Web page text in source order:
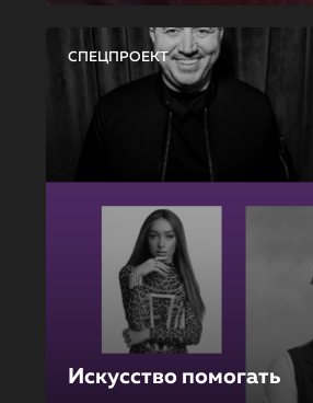
СПЕЦПРОЕКТ
Искусство помогать